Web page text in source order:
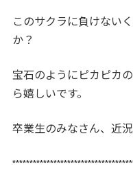
このサクラに負けない
か？
宝石のようにピカピカ
ら嬉しいです。
卒業生のみなさん、近